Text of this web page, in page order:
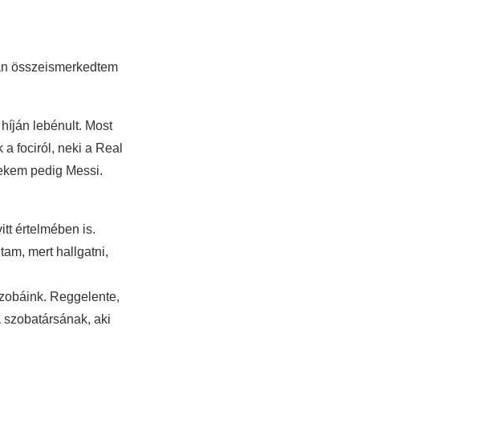
összeismerkedtem
lebénult. Most
fociról, neki a Real
pedig Messi.
értelmében is.
mert hallgatni,
Reggelente,
aki